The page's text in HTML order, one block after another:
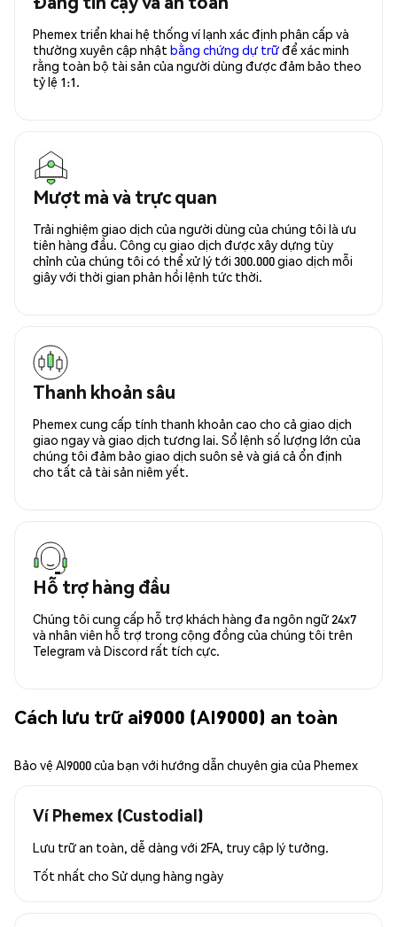
Phemex triển khai hệ thống ví lạnh xác định phân cấp và
thường xuyên cập nhật bằng chứng dự trữđể xác minh
rằng toàn bộ tài sản của người dùng được đảm bảo theo
tỷ lệ 1:1.
Mượt mà và trực quan
Trải nghiệm giao dịch của người dùng của chúng tôi là ưu
tiên hàng đầu. Công cụ giao dịch được xây dựng tùy
chỉnh của chúng tôi có thể xử lý tới 300.000 giao dịch mỗi
giây với thời gian phản hồi lệnh tức thời.
Thanh khoản sâu
Phemex cung cấp tính thanh khoản cao cho cả giao dịch
giao ngay và giao dịch tương lai. Sổ lệnh số lượng lớn của
chúng tôi đảm bảo giao dịch suôn sẻ và giá cả ổn định
cho tất cả tài sản niêm yết.
Hỗ trợ hàng đầu
Chúng tôi cung cấp hỗ trợ khách hàng đa ngôn ngữ 24x7
và nhân viên hỗ trợ trong cộng đồng của chúng tôi trên
Telegram và Discord rất tích cực.
Cách lưu trữ ai9000 (AI9000) an toàn
Bảo vệ AI9000 của bạn với hướng dẫn chuyên gia của Phemex
Ví Phemex (Custodial)
Lưu trữ an toàn, dễ dàng với 2FA, truy cập lý tưởng.
Tốt nhất cho Sử dụng hàng ngày